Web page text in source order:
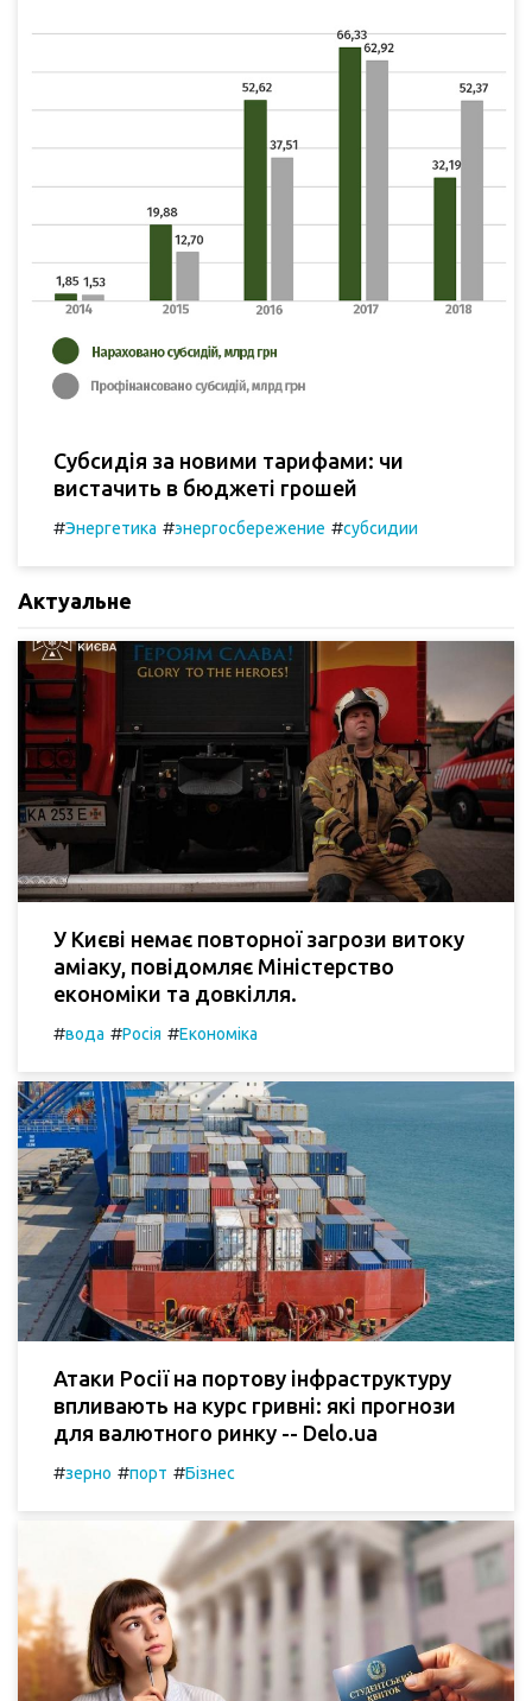
Субсидія за новими тарифами: чи
вистачить в бюджеті грошей
#Энергетика #энергосбережение #субсидии
Актуальне
У Києві немає повторної загрози витоку
аміаку, повідомляє Міністерство
економіки та довкілля.
#вода #Росія #Економіка
Атаки Росії на портову інфраструктуру
впливають на курс гривні: які прогнози
для валютного ринку -- Delo.ua
#зерно #порт #Бізнес